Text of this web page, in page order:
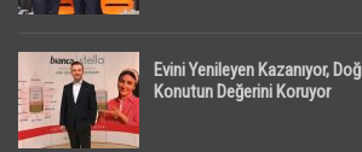
Evini Yenileyen Kazanıyor,
Konutun Değerini Koruyor